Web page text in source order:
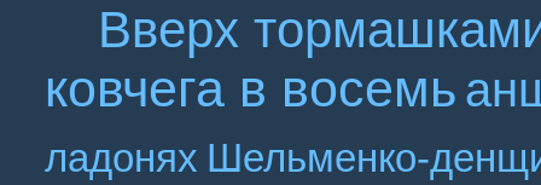
Вверх
ковчега в восемь
ладонях Шельменко-